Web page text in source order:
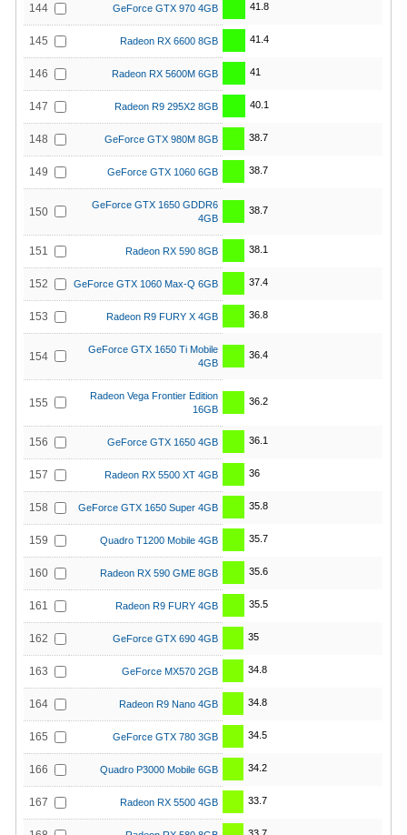
144 GeForce GTX 970 4GB 41.8
145 Radeon RX 6600 8GB 41.4
146 Radeon RX 5600M 6GB 41
147 Radeon R9 295X2 8GB 40.1
148 GeForce GTX 980M 8GB 38.7
149 GeForce GTX 1060 6GB 38.7
150
GeForce GTX 1650 GDDR6
4GB
38.7
151 Radeon RX 590 8GB 38.1
152 GeForce GTX 1060 Max-Q 6GB 37.4
153 Radeon R9 FURY X 4GB 36.8
154
GeForce GTX 1650 Ti Mobile
4GB
36.4
155
Radeon Vega Frontier Edition
16GB
36.2
156 GeForce GTX 1650 4GB 36.1
157 Radeon RX 5500 XT 4GB 36
158 GeForce GTX 1650 Super 4GB 35.8
159 Quadro T1200 Mobile 4GB 35.7
160 Radeon RX 590 GME 8GB 35.6
161 Radeon R9 FURY 4GB 35.5
162 GeForce GTX 690 4GB 35
163 GeForce MX570 2GB 34.8
164 Radeon R9 Nano 4GB 34.8
165 GeForce GTX 780 3GB 34.5
166 Quadro P3000 Mobile 6GB 34.2
167 Radeon RX 5500 4GB 33.7